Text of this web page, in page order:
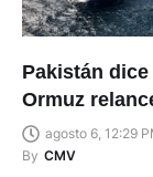
Pakistán
Ormuz
agosto 6, 12:29
By CMV